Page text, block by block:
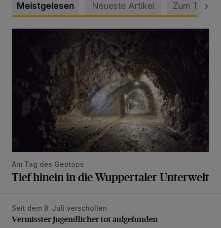
Meistgelesen Neueste Artikel Zum Thema
Am Tag des Geotops
Tief hinein in die Wuppertaler Unterwelt
Vermisster Jugendlicher tot aufgefunden
Seit dem 8. Juli verschollen
Vermisster Jugendlicher tot aufgefunden